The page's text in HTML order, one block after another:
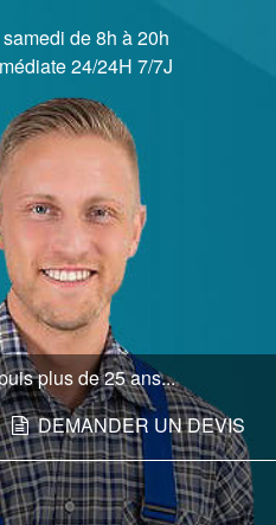
de 8h à 20h
24/24H 7/7J
plus de 25 ans...
DEMANDER UN DEVIS